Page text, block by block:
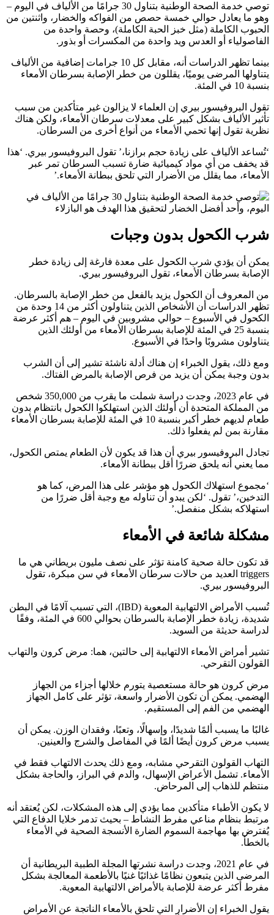
توصي خدمة الصحة الوطنية بتناول 30 جرامًا من الألياف في اليوم –
وهو ما يعادل حوالي خمسة حصص من الفواكه والخضار، واثنتين من
الحبوب الكاملة (مثل خبز الحبة الكاملة)، وحصة واحدة من
الفاصولياء أو العدس ويد واحدة من المكسرات أو بذور.
بينما تظهر الدراسات أنه، مقابل كل 10 جرامات إضافية من الألياف
يتناولها المرضى يوميًا، يقللون من خطر الإصابة بسرطان الأمعاء
بنسبة 10 في المئة.
تقول البروفيسور بيري إن العلماء لا يزالون غير متأكدين من سبب
تأثير الألياف بشكل كبير على معدلات سرطان الأمعاء، ولكن هناك
نظرية تقول إنها تحمي الأمعاء من أنواع أخرى من السرطان.
‘تُساعد الألياف على زيادة حجم برازنا،’ تقول البروفيسور بيري. ‘هذا
قد يخفف من أي مواد كيميائية ضارة تسبب السرطان تمر عبر
الأمعاء، مما يقلل من الأضرار التي تلحق ببطانة الأمعاء.’
شرب الكحول بدون وجبات
يمكن أن يؤدي شرب الكحول على معدة فارغة إلى زيادة خطر
الإصابة بسرطان الأمعاء، تقول البروفيسور بيري.
من المعروف أن الكحول يزيد بالفعل من خطر الإصابة بالسرطان.
تظهر الدراسات أن الأشخاص الذين يتناولون أكثر من 14 وحدة من
الكحول في الأسبوع – حوالي مشروبين في اليوم – هم أكثر عرضة
بنسبة 25 في المئة للإصابة بسرطان الأمعاء من أولئك الذين
يتناولون مشروبًا واحدًا في الأسبوع.
ومع ذلك، يقول الخبراء إن هناك أدلة ناشئة تشير إلى أن الشرب
بدون وجبة يمكن أن يزيد من فرص الإصابة بالمرض الفتاك.
في عام 2023، وجدت دراسة شملت ما يقرب من 350,000 شخص
من المملكة المتحدة أن أولئك الذين استهلكوا الكحول بانتظام بدون
طعام لديهم خطر أكبر بنسبة 10 في المئة للإصابة بسرطان الأمعاء
مقارنة بمن لم يفعلوا ذلك.
تجادل البروفيسور بيري أن هذا قد يكون لأن الطعام يمتص الكحول،
مما يعني أنه يلحق ضررًا أقل ببطانة الأمعاء.
‘مجموع استهلاك الكحول هو مؤشر على هذا المرض، كما هو
التدخين،’ تقول. ‘لكن يبدو أن تناوله مع وجبة أقل ضررًا من
استهلاكه بشكل منفصل.’
مشكلة شائعة في الأمعاء
قد تكون حالة صحية كامنة تؤثر على نصف مليون بريطاني هي ما
triggers العديد من حالات سرطان الأمعاء في سن مبكرة، تقول
البروفيسور بيري.
تُسبب الأمراض الالتهابية المعوية (IBD)، التي تسبب آلامًا في البطن
شديدة، زيادة خطر الإصابة بالسرطان بحوالي 600 في المئة، وفقًا
لدراسة حديثة من السويد.
تشير أمراض الأمعاء الالتهابية إلى حالتين، هما: مرض كرون والتهاب
القولون التقرحي.
مرض كرون هو حالة مستعصية يتورم خلالها أجزاء من الجهاز
الهضمي. يمكن أن تكون الأضرار واسعة، تؤثر على كامل الجهاز
الهضمي من الفم إلى المستقيم.
غالبًا ما يسبب ألمًا شديدًا، وإسهالًا، وتعبًا، وفقدان الوزن. يمكن أن
يسبب مرض كرون أيضًا ألمًا في المفاصل والشرج والعينين.
التهاب القولون التقرحي مشابه، ومع ذلك يحدث الالتهاب فقط في
الأمعاء. تشمل الأعراض الإسهال، والدم في البراز، والحاجة بشكل
منتظم للذهاب إلى المرحاض.
لا يكون الأطباء متأكدين مما يؤدي إلى هذه المشكلات، لكن يُعتقد أنه
مرتبط بنظام مناعي مفرط النشاط – بحيث تدمر خلايا الدفاع التي
يُفترض بها مهاجمة السموم الضارة الأنسجة الصحية في الأمعاء
بالخطأ.
في عام 2021، وجدت دراسة نشرتها المجلة الطبية البريطانية أن
المرضى الذين يتبعون نظامًا غذائيًا غنيًا بالأطعمة المعالجة بشكل
مفرط أكثر عرضة للإصابة بالأمراض الالتهابية المعوية.
يقول الخبراء إن الأضرار التي تلحق بالأمعاء الناتجة عن الأمراض